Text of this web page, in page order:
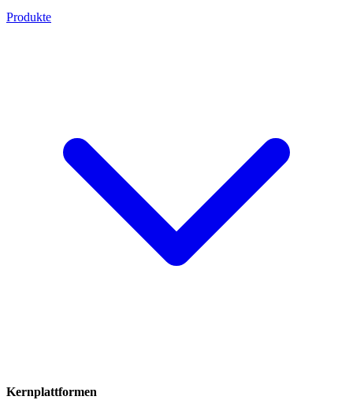
Produkte
Kernplattformen